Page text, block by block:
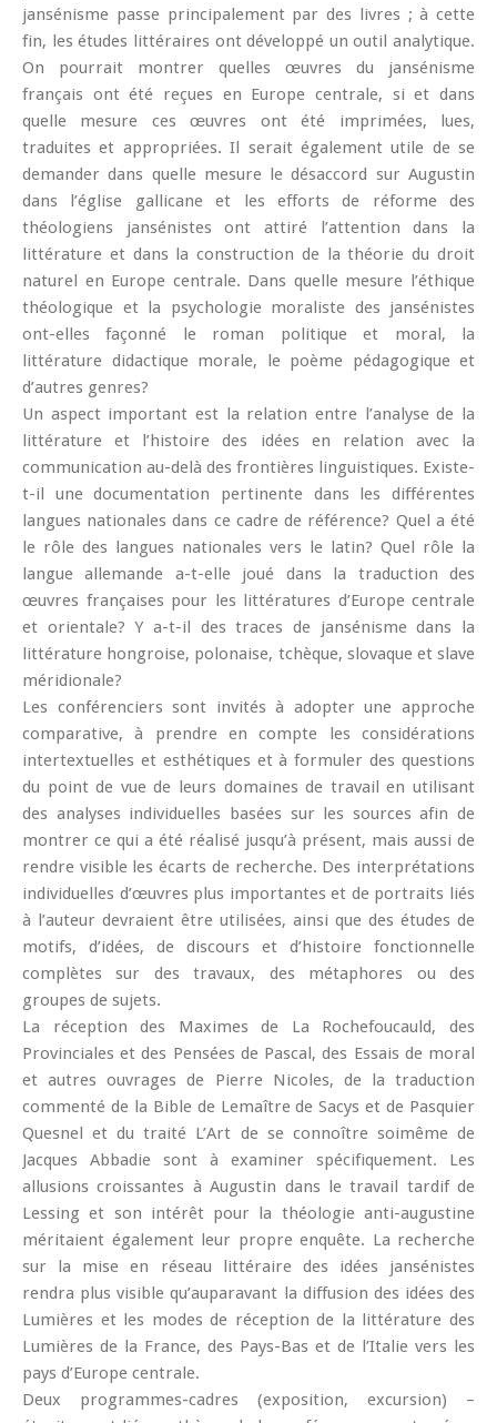
jansénisme passe principalement par des livres ; à cette
fin, les études littéraires ont développé un outil analytique.
On pourrait montrer quelles œuvres du jansénisme
français ont été reçues en Europe centrale, si et dans
quelle mesure ces œuvres ont été imprimées, lues,
traduites et appropriées. Il serait également utile de se
demander dans quelle mesure le désaccord sur Augustin
dans l’église gallicane et les efforts de réforme des
théologiens jansénistes ont attiré l’attention dans la
littérature et dans la construction de la théorie du droit
naturel en Europe centrale. Dans quelle mesure l’éthique
théologique et la psychologie moraliste des jansénistes
ont-elles façonné le roman politique et moral, la
littérature didactique morale, le poème pédagogique et
d’autres genres?
Un aspect important est la relation entre l’analyse de la
littérature et l’histoire des idées en relation avec la
communication au-delà des frontières linguistiques. Existe-
t-il une documentation pertinente dans les différentes
langues nationales dans ce cadre de référence? Quel a été
le rôle des langues nationales vers le latin? Quel rôle la
langue allemande a-t-elle joué dans la traduction des
œuvres françaises pour les littératures d’Europe centrale
et orientale? Y a-t-il des traces de jansénisme dans la
littérature hongroise, polonaise, tchèque, slovaque et slave
méridionale?
Les conférenciers sont invités à adopter une approche
comparative, à prendre en compte les considérations
intertextuelles et esthétiques et à formuler des questions
du point de vue de leurs domaines de travail en utilisant
des analyses individuelles basées sur les sources afin de
montrer ce qui a été réalisé jusqu’à présent, mais aussi de
rendre visible les écarts de recherche. Des interprétations
individuelles d’œuvres plus importantes et de portraits liés
à l’auteur devraient être utilisées, ainsi que des études de
motifs, d’idées, de discours et d’histoire fonctionnelle
complètes sur des travaux, des métaphores ou des
groupes de sujets.
La réception des Maximes de La Rochefoucauld, des
Provinciales et des Pensées de Pascal, des Essais de moral
et autres ouvrages de Pierre Nicoles, de la traduction
commenté de la Bible de Lemaître de Sacys et de Pasquier
Quesnel et du traité L’Art de se connoître soimême de
Jacques Abbadie sont à examiner spécifiquement. Les
allusions croissantes à Augustin dans le travail tardif de
Lessing et son intérêt pour la théologie anti-augustine
méritaient également leur propre enquête. La recherche
sur la mise en réseau littéraire des idées jansénistes
rendra plus visible qu’auparavant la diffusion des idées des
Lumières et les modes de réception de la littérature des
Lumières de la France, des Pays-Bas et de l’Italie vers les
pays d’Europe centrale.
Deux programmes-cadres (exposition, excursion) –